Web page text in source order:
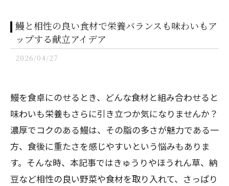
鰻と相性の良い食材で栄養バランスも味わいもア
ップする献立アイデア
2026/04/27
鰻を食卓にのせるとき、どんな食材と組み合わせると
味わいも栄養もさらに引き立つか気になりませんか？
濃厚でコクのある鰻は、その脂の多さが魅力である一
方、食後に重たさを感じやすいという悩みもありま
す。そんな時、本記事ではきゅうりやほうれん草、納
豆など相性の良い野菜や食材を取り入れて、さっぱり